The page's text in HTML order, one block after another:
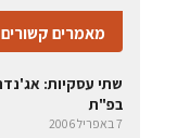
מאמרים קשורים
שתי עסקיות:
בפ"ת
7 באפריל 2006